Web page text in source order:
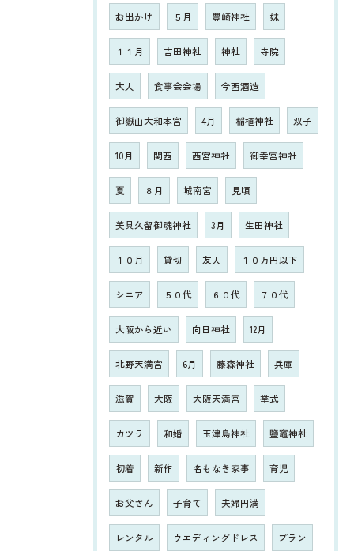
お出かけ ５月 豊崎神社 妹
１１月 吉田神社 神社 寺院
大人 食事会会場 今西酒造
御嶽山大和本宮 4月 稲植神社 双子
10月 関西 西宮神社 御幸宮神社
夏 ８月 城南宮 見頃
美具久留御魂神社 3月 生田神社
１０月 貸切 友人 １０万円以下
シニア ５０代 ６０代 ７０代
大阪から近い 向日神社 12月
北野天満宮 6月 藤森神社 兵庫
滋賀 大阪 大阪天満宮 挙式
カツラ 和婚 玉津島神社 鹽竈神社
初着 新作 名もなき家事 育児
お父さん 子育て 夫婦円満
レンタル ウエディングドレス プラン